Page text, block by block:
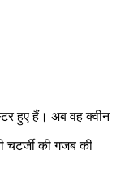
हुए हैं। अब वह क्वीन
की गजब की